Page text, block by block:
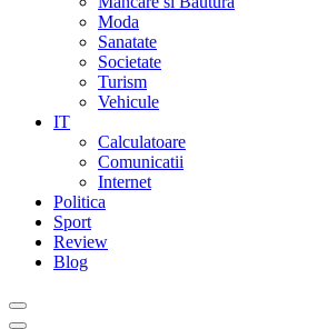
Moda
Sanatate
Societate
Turism
Vehicule
IT
Calculatoare
Comunicatii
Internet
Politica
Sport
Review
Blog